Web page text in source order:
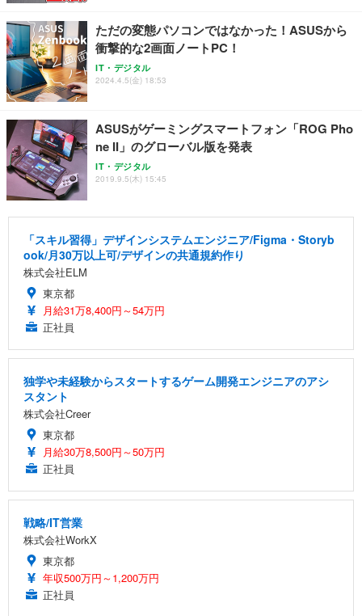
ただの変態パソコンではなかった！ASUSから
衝撃的な2画面ノートPC！
IT・デジタル
2024.4.5(金) 18:53
ASUSがゲーミングスマートフォン「ROG Pho
ne II」のグローバル版を発表
IT・デジタル
2019.9.5(木) 15:45
「スキル習得」デザインシステムエンジニア/Figma・Storyb
ook/月30万以上可/デザインの共通規約作り
株式会社ELM
東京都
月給31万8,400円～54万円
正社員
独学や未経験からスタートするゲーム開発エンジニアのアシ
スタント
株式会社Creer
東京都
月給30万8,500円～50万円
正社員
戦略/IT営業
株式会社WorkX
東京都
年収500万円～1,200万円
正社員